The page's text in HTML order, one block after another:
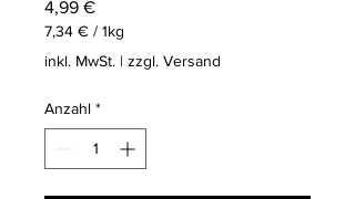
4,99 €Preis
7,34 € / 1kg
7,34 €
Kilogramm
inkl. MwSt. | zzgl. Versand
Anzahl *